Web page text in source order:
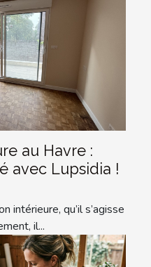
au Havre :
avec Lupsidia !
intérieure, qu’il s’agisse
il...